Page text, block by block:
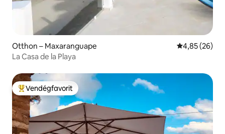
Otthon – Maxaranguape Átlagos
4,85 (26)
La Casa de la Playa
Kiemelt vendégfavorit
Vendégfavorit